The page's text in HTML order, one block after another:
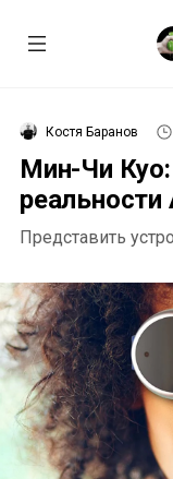
Костя Баранов
Мин-Чи
реальности
Представить